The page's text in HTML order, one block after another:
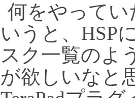
何をやってい
いうと、HSP
スク一覧のよ
が欲しいなと